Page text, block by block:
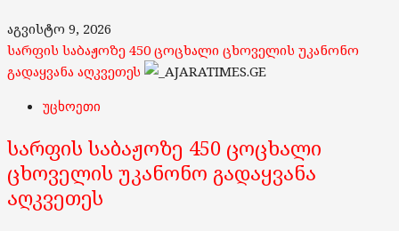
აგვისტო 9, 2026
სარფის საბაჟოზე 450 ცოცხალი ცხოველის უკანონო
გადაყვანა აღკვეთეს
უცხოეთი
სარფის საბაჟოზე 450 ცოცხალი
ცხოველის უკანონო გადაყვანა
აღკვეთეს